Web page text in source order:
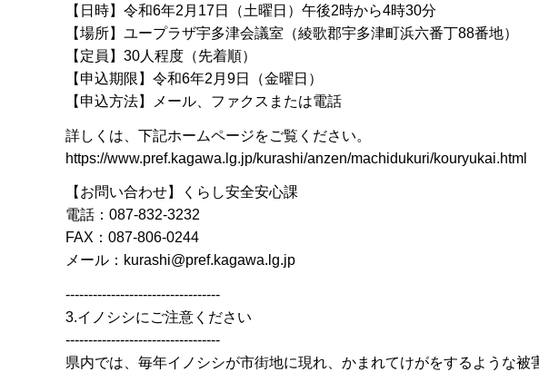
【日時】令和6年2月17日（土曜日）午後2時から4時30分
【場所】ユープラザ宇多津会議室（綾歌郡宇多津町浜六番丁88番地）
【定員】30人程度（先着順）
【申込期限】令和6年2月9日（金曜日）
【申込方法】メール、ファクスまたは電話
詳しくは、下記ホームページをご覧ください。
https://www.pref.kagawa.lg.jp/kurashi/anzen/machidukuri/kouryukai.html
【お問い合わせ】くらし安全安心課
電話：087-832-3232
FAX：087-806-0244
メール：kurashi@pref.kagawa.lg.jp
----------------------------------
3.イノシシにご注意ください
----------------------------------
県内では、毎年イノシシが市街地に現れ、かまれてけがをするような被